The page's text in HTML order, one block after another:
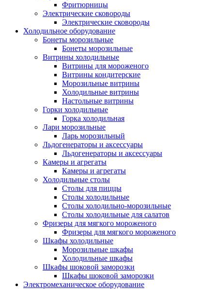
Фритюрницы
Электрические сковороды
Электрические сковороды
Холодильное оборудование
Бонеты морозильные
Бонеты морозильные
Витрины холодильные
Витрины для мороженого
Витрины кондитерские
Морозильные витрины
Холодильные витрины
Настольные витрины
Горки холодильные
Горка холодильная
Лари морозильные
Ларь морозильный
Льдогенераторы и аксессуары
Льдогенераторы и аксессуары
Камеры и агрегаты
Камеры и агрегаты
Холодильные столы
Столы для пиццы
Столы холодильные
Столы холодильно-морозильные
Столы холодильные для салатов
Фризеры для мягкого мороженого
Фризеры для мягкого мороженого
Шкафы холодильные
Mорозильные шкафы
Холодильные шкафы
Шкафы шоковой заморозки
Шкафы шоковой заморозки
Электромеханическое оборудование